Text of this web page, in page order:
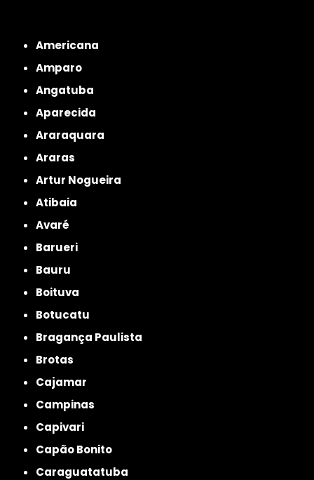
Americana
Amparo
Angatuba
Aparecida
Araraquara
Araras
Artur Nogueira
Atibaia
Avaré
Barueri
Bauru
Boituva
Botucatu
Bragança Paulista
Brotas
Cajamar
Campinas
Capivari
Capão Bonito
Caraguatatuba